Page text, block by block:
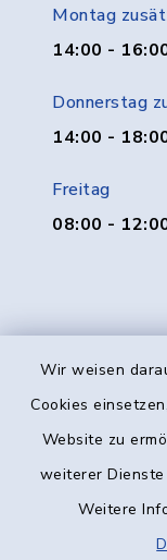
Wir weisen
Cookies
Website zu
weiterer
Weitere
Montag
14:00 -
Donnerstag
14:00 -
Freitag
08:00 -